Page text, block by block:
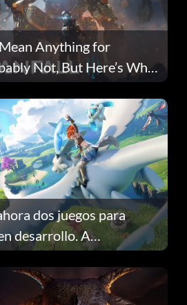
Anything for
Not, But Here’s Why
dos juegos para
desarrollo. A
por qué.